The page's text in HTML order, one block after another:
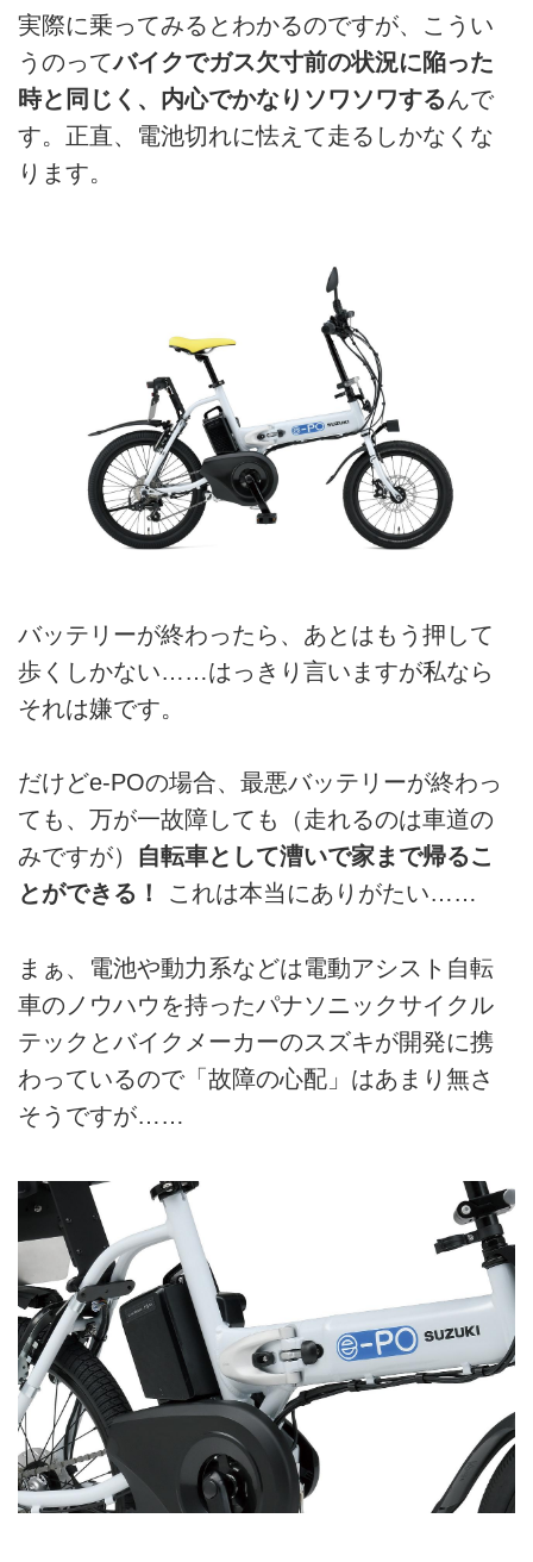
実際に乗ってみるとわかるのですが、こうい
うのってバイクでガス欠寸前の状況に陥った
時と同じく、内心でかなりソワソワするんで
す。正直、電池切れに怯えて走るしかなくな
ります。
バッテリーが終わったら、あとはもう押して
歩くしかない……はっきり言いますが私なら
それは嫌です。
だけどe-POの場合、最悪バッテリーが終わっ
ても、万が一故障しても（走れるのは車道の
みですが） 自転車として漕いで家まで帰るこ
とができる！
これは本当にありがたい……
まぁ、電池や動力系などは電動アシスト自転
車のノウハウを持ったパナソニックサイクル
テックとバイクメーカーのスズキが開発に携
わっているので「故障の心配」はあまり無さ
そうですが……